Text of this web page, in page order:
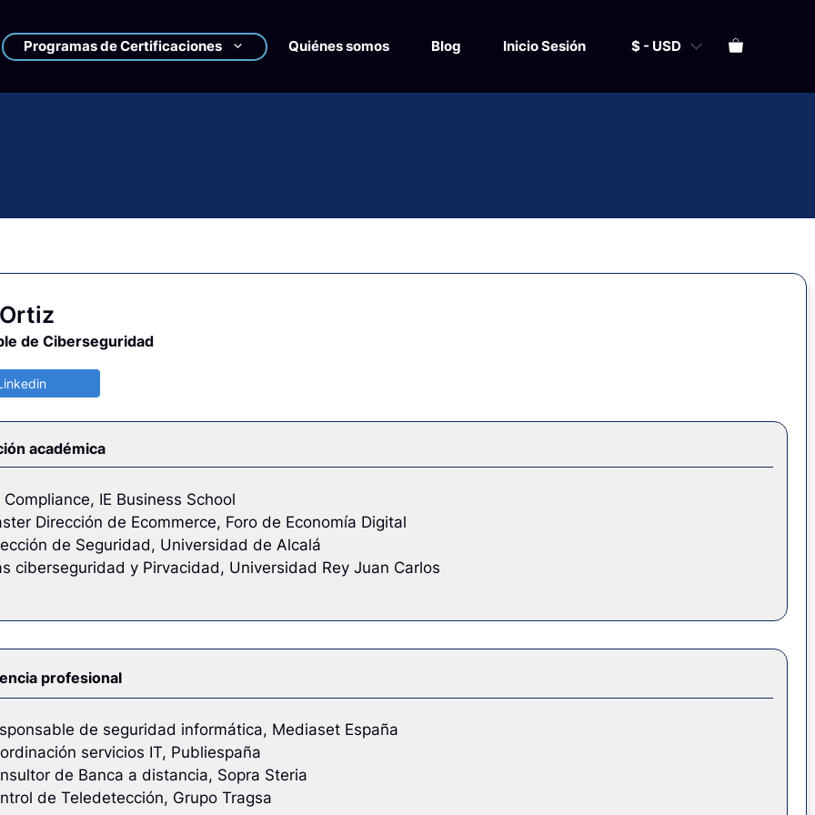
$ - USD
Programas de Certificaciones Quiénes somos Blog Inicio Sesión
de Ciberseguridad
académica
Compliance, IE Business School
Dirección de Ecommerce, Foro de Economía Digital
de Seguridad, Universidad de Alcalá
ciberseguridad y Pirvacidad, Universidad Rey Juan Carlos
profesional
de seguridad informática, Mediaset España
servicios IT, Publiespaña
de Banca a distancia, Sopra Steria
de Teledetección, Grupo Tragsa